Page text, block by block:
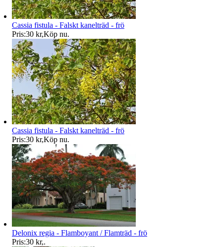
Cassia fistula - Falskt kanelträd - frö
Pris:30 kr,Köp nu.
Cassia fistula - Falskt kanelträd - frö
Pris:30 kr,Köp nu.
Delonix regia - Flamboyant / Flamträd - frö
Pris:30 kr,.